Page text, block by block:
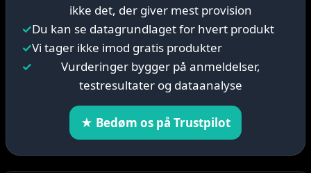
ikke det, der giver mest provision
✓Du kan se datagrundlaget for hvert produkt
✓Vi tager ikke imod gratis produkter
✓
Vurderinger bygger på anmeldelser,
testresultater og dataanalyse
★ Bedøm os på Trustpilot